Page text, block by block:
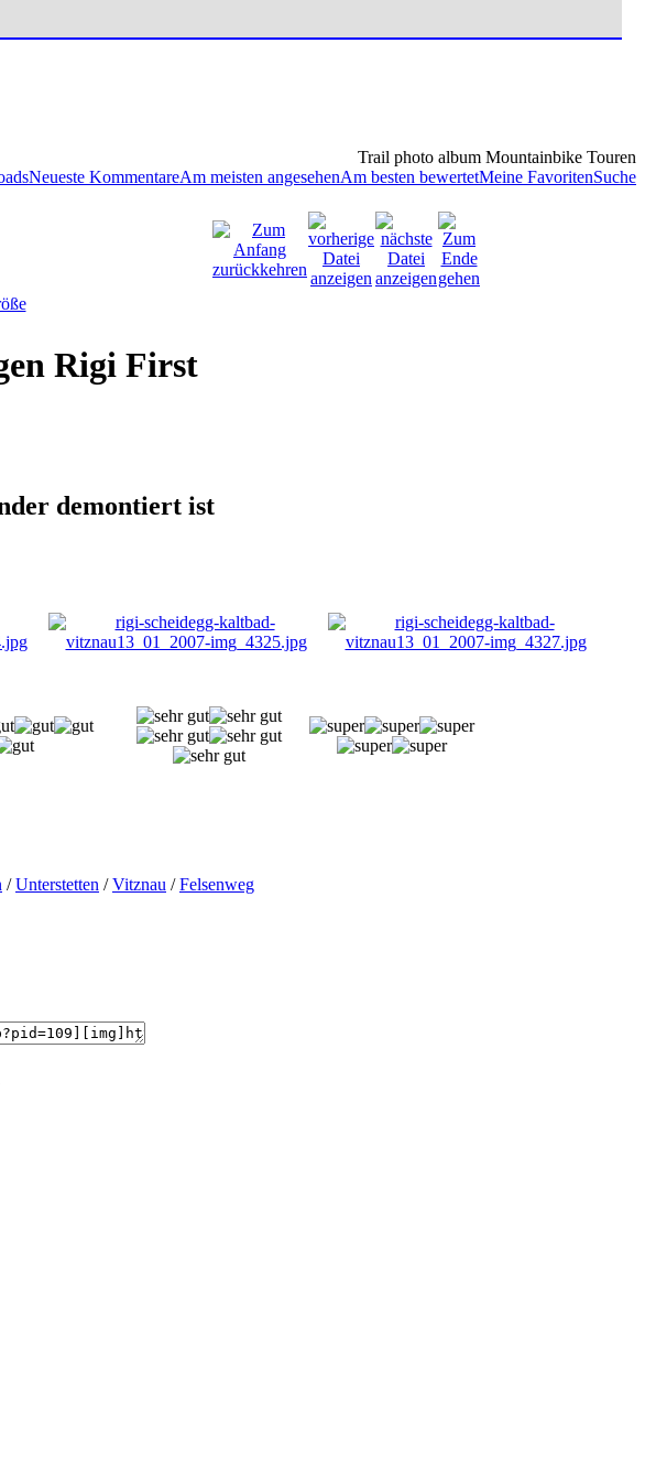
Trail photo album Mountainbike Touren
Neueste KommentareAm meisten angesehenAm besten bewertetMeine FavoritenSuche
Rigi First
demontiert ist
/Unterstetten /Vitznau /Felsenweg